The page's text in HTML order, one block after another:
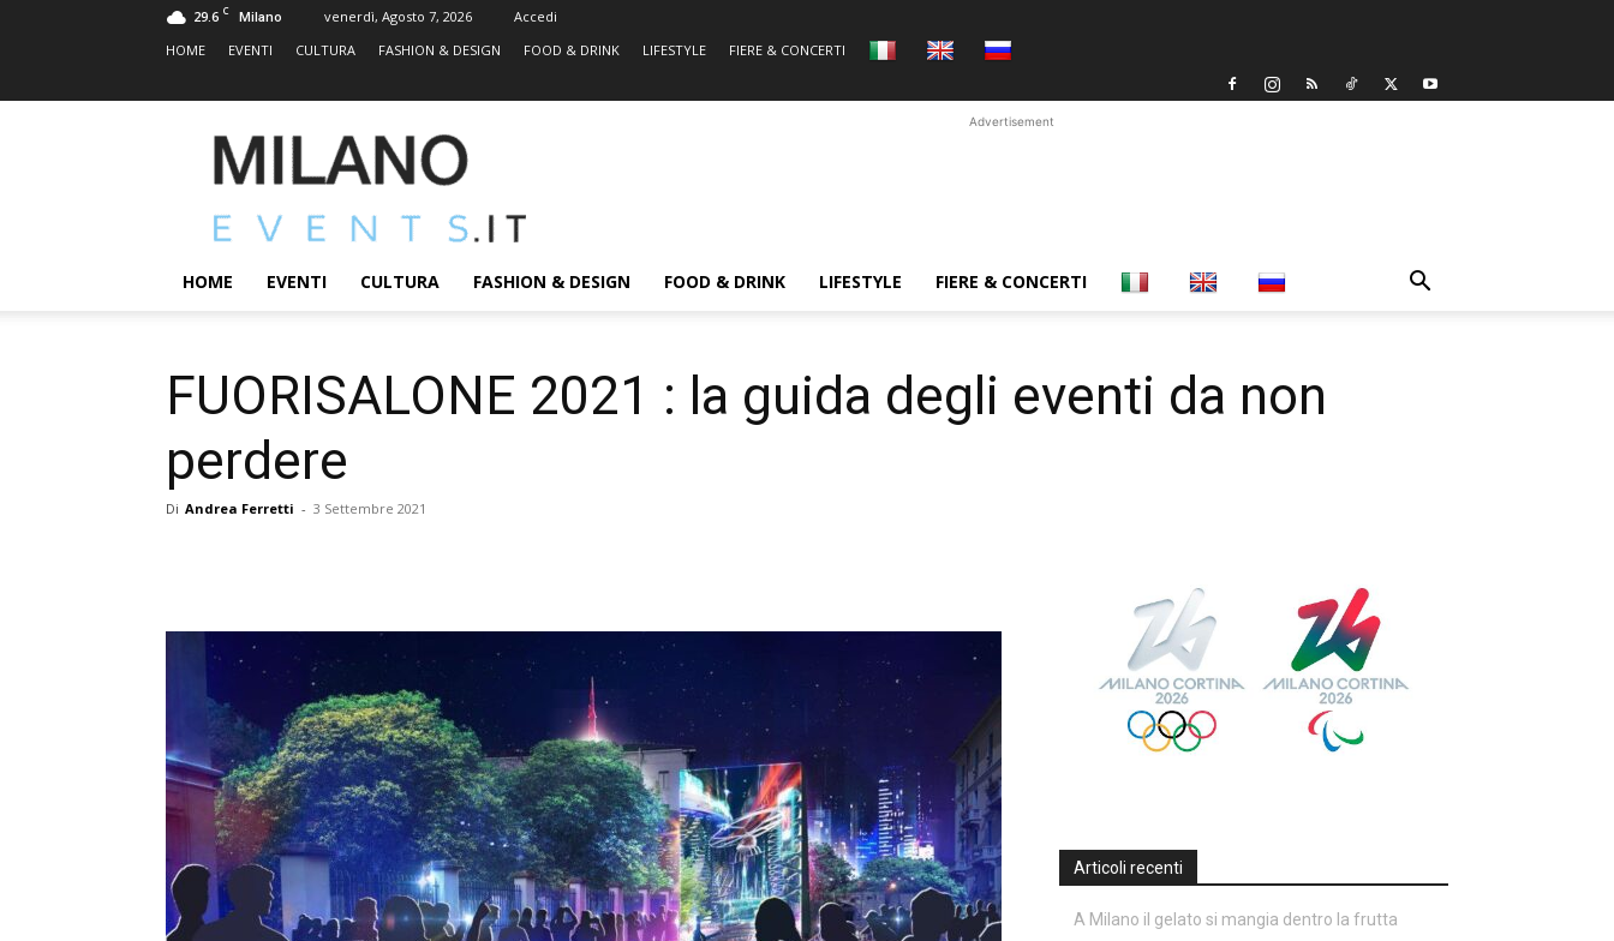
29.6 C Milano venerdì, Agosto 7, 2026
Accedi
HOME
EVENTI CULTURA FASHION & DESIGN FOOD & DRINK LIFESTYLE FIERE & CONCERTI
MILANOEVENTS.IT
|
2.0
ed
Eventi
Advertisement
HOME EVENTI CULTURA FASHION & DESIGN FOOD & DRINK LIFESTYLE FIERE & CONCERTI
FUORISALONE 2021 : la guida degli eventi da non
perdere
Di Andrea Ferretti - 3 Settembre 2021
Articoli recenti
A Milano il gelato si mangia dentro la frutta